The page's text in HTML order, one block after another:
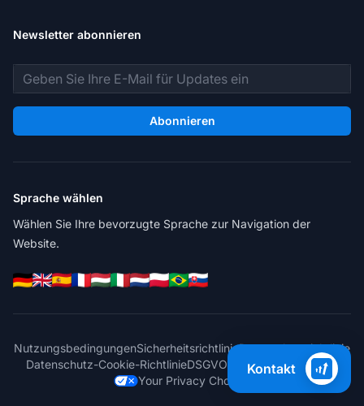
Newsletter abonnieren
E-Mail-Adresse
Abonnieren
Sprache wählen
Wählen Sie Ihre bevorzugte Sprache zur Navigation der
Website.
NutzungsbedingungenSicherheitsrichtlinieDatenschutzrichtlinie
Datenschutz-Cookie-RichtlinieDSGVO Cookie-Einstellungen
Your Privacy Choices
Kontakt